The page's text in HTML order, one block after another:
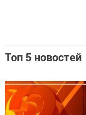
Топ 5 новостей